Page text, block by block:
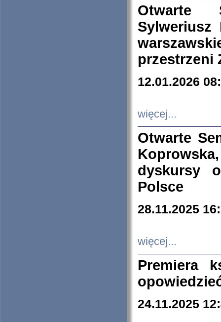
Otwarte
Sylweriusz
przestrzeni
12.01.2026
więcej...
Otwarte
dyskursy
Polsce
28.11.2025
więcej...
Premiera
24.11.2025